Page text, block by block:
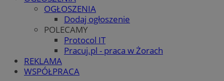
OGŁOSZENIA
Dodaj ogłoszenie
POLECAMY
Protocol IT
Pracuj.pl - praca w Żorach
REKLAMA
WSPÓŁPRACA